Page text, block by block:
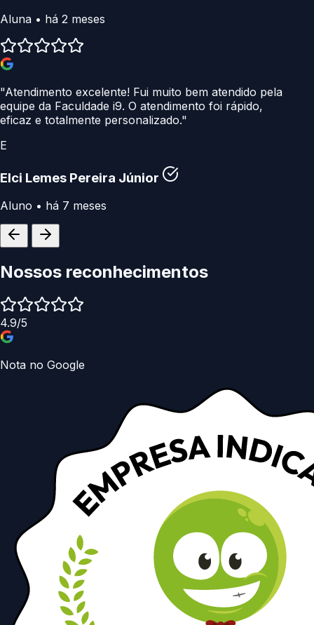
Aluna • há 2 meses
"Atendimento excelente! Fui muito bem atendido pela
equipe da Faculdade i9. O atendimento foi rápido,
eficaz e totalmente personalizado."
E
Elci Lemes Pereira Júnior
Aluno • há 7 meses
Nossos reconhecimentos
4.9/5
Nota no Google